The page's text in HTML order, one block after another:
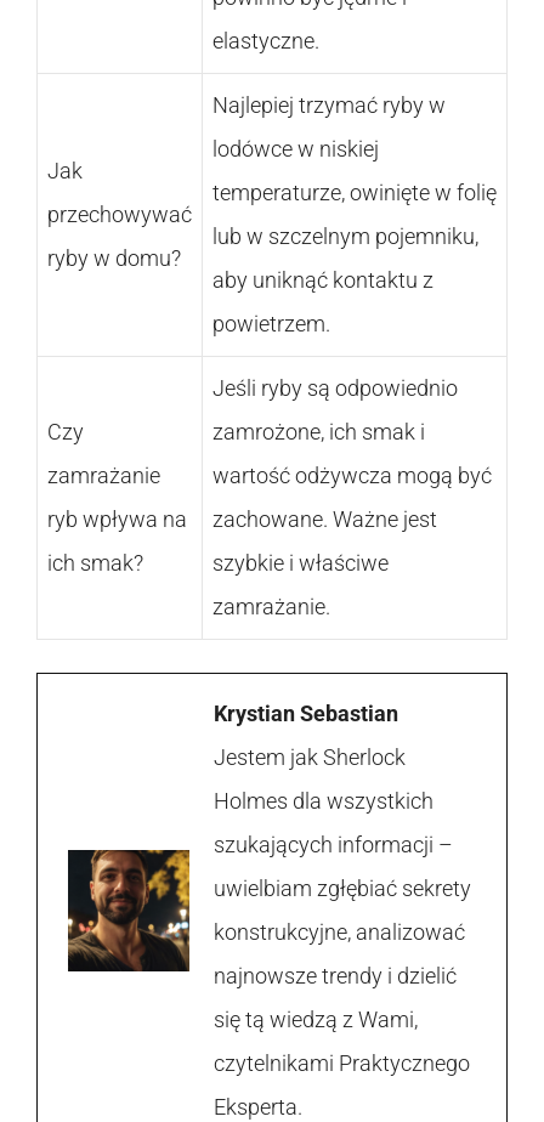
elastyczne.
Jak
przechowywać
ryby w domu?
Najlepiej trzymać ryby w
lodówce w niskiej
temperaturze, owinięte w folię
lub w szczelnym pojemniku,
aby uniknąć kontaktu z
powietrzem.
Czy
zamrażanie
ryb wpływa na
ich smak?
Jeśli ryby są odpowiednio
zamrożone, ich smak i
wartość odżywcza mogą być
zachowane. Ważne jest
szybkie i właściwe
zamrażanie.
Krystian Sebastian
Jestem jak Sherlock
Holmes dla wszystkich
szukających informacji –
uwielbiam zgłębiać sekrety
konstrukcyjne, analizować
najnowsze trendy i dzielić
się tą wiedzą z Wami,
czytelnikami Praktycznego
Eksperta.